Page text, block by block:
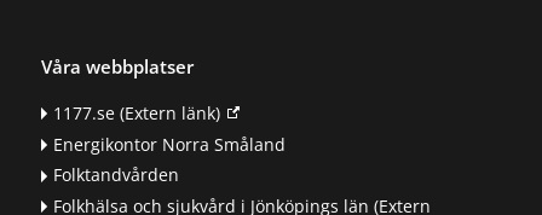
Våra webbplatser
1177.se(Extern länk)
Energikontor Norra Småland
Folktandvården
Folkhälsa och sjukvård i Jönköpings län (Extern